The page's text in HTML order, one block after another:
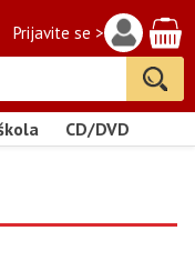
Prijavite se >
CD/DVD